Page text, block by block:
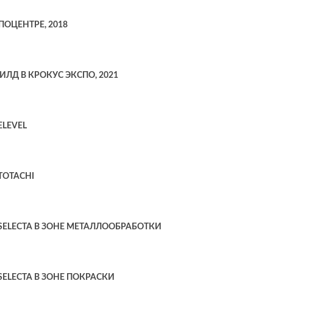
2018
В КРОКУС ЭКСПО, 2021
В ЗОНЕ МЕТАЛЛООБРАБОТКИ
В ЗОНЕ ПОКРАСКИ